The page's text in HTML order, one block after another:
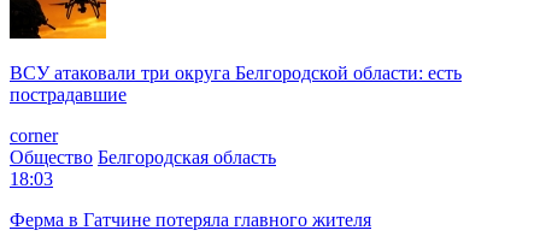
ВСУ атаковали три округа Белгородской области: есть
пострадавшие
corner
Общество Белгородская область
18:03
Ферма в Гатчине потеряла главного жителя